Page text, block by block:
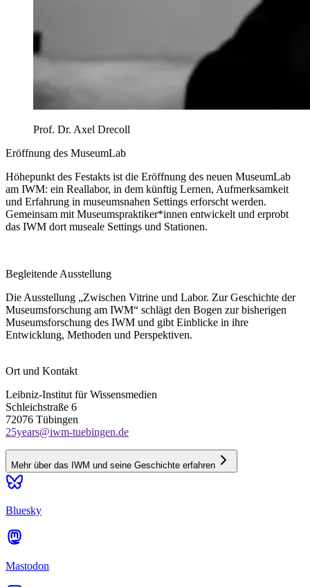
Prof. Dr. Axel Drecoll
Eröffnung des MuseumLab
Höhepunkt des Festakts ist die Eröffnung des neuen MuseumLab
am IWM: ein Reallabor, in dem künftig Lernen, Aufmerksamkeit
und Erfahrung in museumsnahen Settings erforscht werden.
Gemeinsam mit Museumspraktiker*innen entwickelt und erprobt
das IWM dort museale Settings und Stationen.
Begleitende Ausstellung
Die Ausstellung „Zwischen Vitrine und Labor. Zur Geschichte der
Museumsforschung am IWM“ schlägt den Bogen zur bisherigen
Museumsforschung des IWM und gibt Einblicke in ihre
Entwicklung, Methoden und Perspektiven.
Ort und Kontakt
Leibniz-Institut für Wissensmedien
Schleichstraße 6
72076 Tübingen
25years@iwm-tuebingen.de
Mehr über das IWM und seine Geschichte erfahren
Bluesky
Mastodon